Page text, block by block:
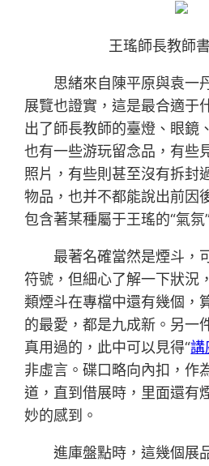
王瑤師長教師
思緒來自陳平原與袁一
展覽也證實，這是最合適于
出了師長教師的臺燈、眼鏡
也有一些游玩留念品，有些
照片，有些則甚至沒有拆封
物品，也并不都能說出前因
包含著某種屬于王瑤的“氣氛
最著名確當然是煙斗，
符號，但細心了解一下狀況
類煙斗在專檔中還有幾個，
的最愛，都是九成新。另一
真用過的，此中可以見得“講
非虛言。碟口略向內扣，作
道，直到借展時，里面還有
妙的感到。
進庫盤點時，這幾個展